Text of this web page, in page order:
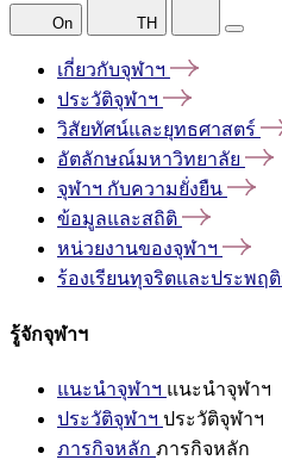
On TH
เกี่ยวกับจุฬาฯ
ประวัติจุฬาฯ
วิสัยทัศน์และยุทธศาสตร์
อัตลักษณ์มหาวิทยาลัย
จุฬาฯ กับความยั่งยืน
ข้อมูลและสถิติ
หน่วยงานของจุฬาฯ
ร้องเรียนทุจริตและประพฤ
รู้จักจุฬาฯ
แนะนำจุฬาฯ แนะนำจุฬาฯ
ประวัติจุฬาฯ ประวัติจุฬาฯ
ภารกิจหลัก ภารกิจหลัก